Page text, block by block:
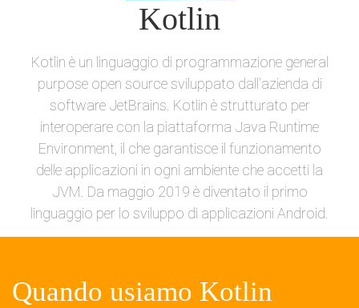
Kotlin
Kotlin è un linguaggio di programmazione general
purpose open source sviluppato dall'azienda di
software JetBrains. Kotlin è strutturato per
interoperare con la piattaforma Java Runtime
Environment, il che garantisce il funzionamento
delle applicazioni in ogni ambiente che accetti la
JVM. Da maggio 2019 è diventato il primo
linguaggio per lo sviluppo di applicazioni Android.
Quando usiamo Kotlin